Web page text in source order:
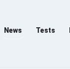
News Tests